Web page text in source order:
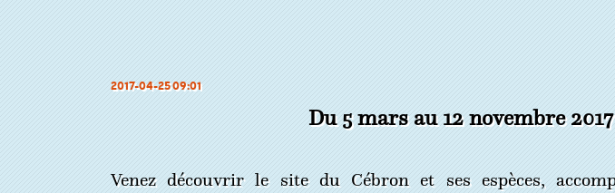
2017-04-25 09:01
Du 5 mars au 12 novembre 2017
Venez découvrir le site du Cébron et ses espèces,